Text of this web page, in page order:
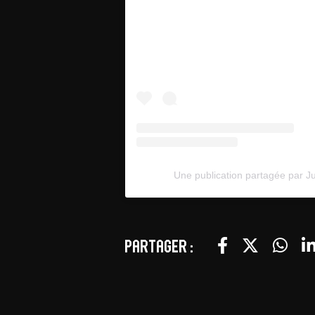
Une publication partagée par
Partager :